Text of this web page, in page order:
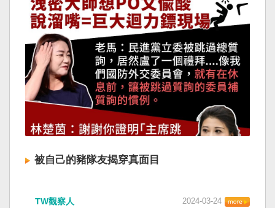
被自己的豬隊友揭穿真面目
TW觀察人 2024-03-24